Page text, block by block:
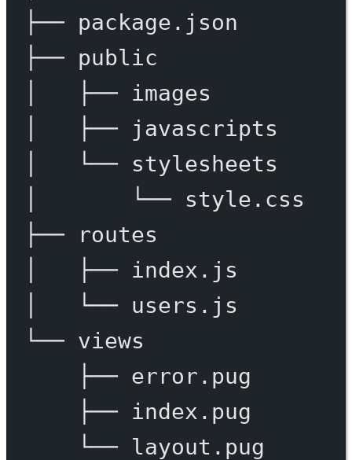
├──
package.json
├──
public
├──
images
├──
javascripts
└──
stylesheets
└──
style.css
├──
routes
├──
index.js
└──
users.js
└── views
├── error.pug
├──
index.pug
└──
layout.pug